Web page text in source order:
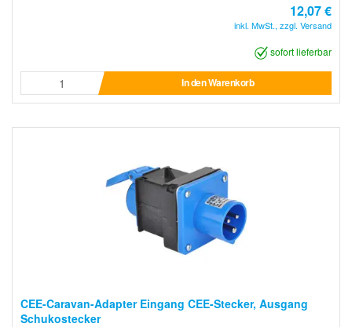
12,07 €
inkl. MwSt., zzgl. Versand
sofort lieferbar
In den Warenkorb
CEE-Caravan-Adapter Eingang CEE-Stecker, Ausgang
Schukostecker